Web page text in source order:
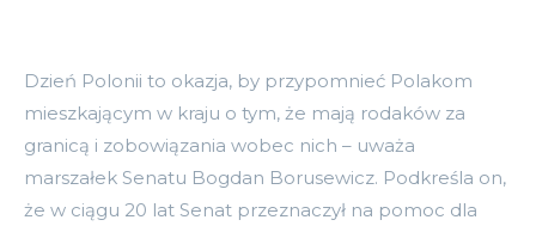
Dzień Polonii to okazja, by przypomnieć Polakom
mieszkającym w kraju o tym, że mają rodaków za
granicą i zobowiązania wobec nich – uważa
marszałek Senatu Bogdan Borusewicz. Podkreśla on,
że w ciągu 20 lat Senat przeznaczył na pomoc dla